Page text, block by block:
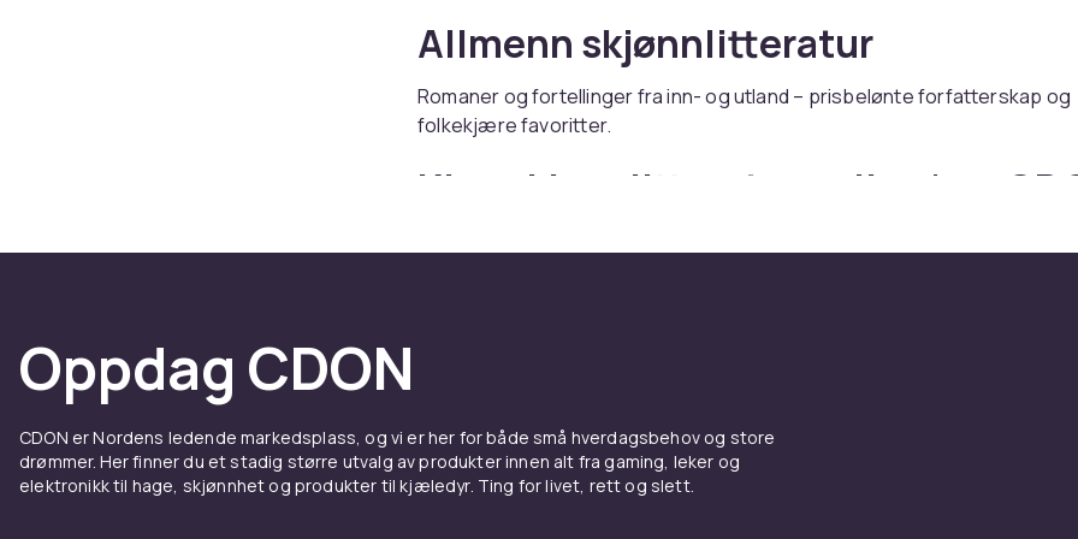
Allmenn skjønnlitteratur
Romaner og fortellinger fra inn- og utland – prisbelønte forfatterskap og
folkekjære favoritter.
Kjøp skjønnlitteratur online hos
Oppdag CDON
CDON er Nordens ledende markedsplass, og vi er her for både små hverdagsbehov og store
drømmer. Her finner du et stadig større utvalg av produkter innen alt fra gaming, leker og
elektronikk til hage, skjønnhet og produkter til kjæledyr. Ting for livet, rett og slett.